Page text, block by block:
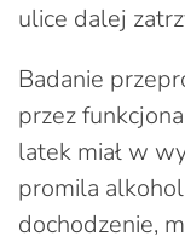
ulice dalej
Badanie
przez
latek miał w
promila
dochodzenie,